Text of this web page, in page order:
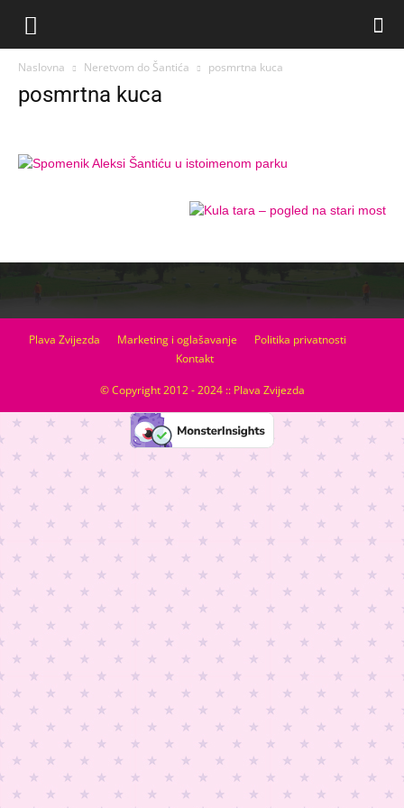
Naslovna Neretvom do Šantića posmrtna kuca
posmrtna kuca
Plava Zvijezda Marketing i oglašavanje
Politika privatnosti
Kontakt
© Copyright 2012 - 2024 :: Plava Zvijezda